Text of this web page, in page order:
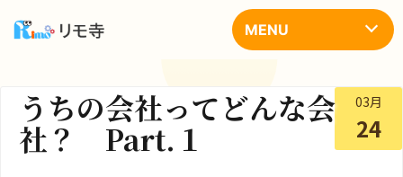
MENU
03月
24
うちの会社ってどんな会
社？ Part.１